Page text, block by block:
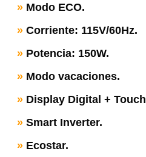
» Modo ECO.
» Corriente: 115V/60Hz.
» Potencia: 150W.
» Modo vacaciones.
» Display Digital + Touch
» Smart Inverter.
» Ecostar.